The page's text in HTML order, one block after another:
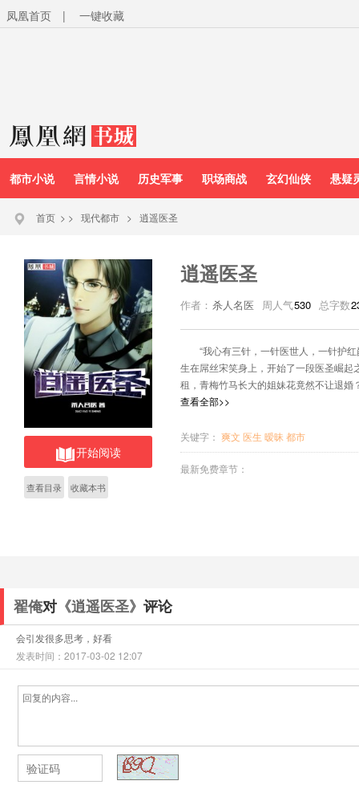
凤凰首页 | 一键收藏
都市小说 言情小说 历史军事 职场商战 玄幻仙侠 悬疑
首页 > > 现代都市 > 逍遥医圣
开始阅读
查看目录 收藏本书
逍遥医圣
作者： 杀人名医 周人气530 总字数
“我心有三针，一针医世人，一针
生在屌丝宋笑身上，开始了一段医圣崛
租，青梅竹马长大的姐妹花竟然不让退
个萌萌哒的问题。 宋笑只想一心杀
查看全部>>
关键字： 爽文 医生 暧昧 都市
最新免费章节：
翟俺对 《逍遥医圣》 评论
会引发很多思考，好看
发表时间：2017-03-02 12:07